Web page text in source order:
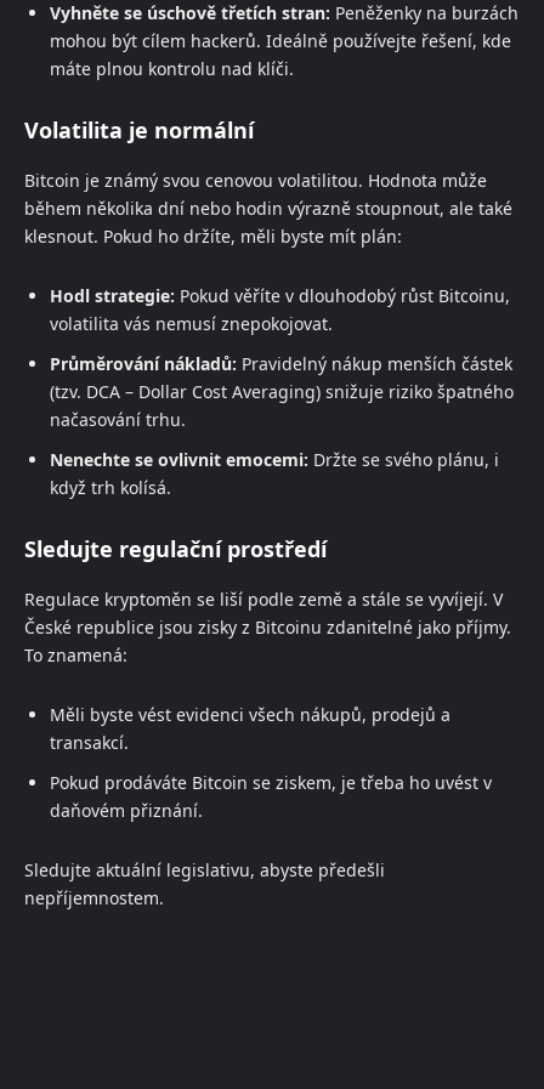
Vyhněte se úschově třetích stran: Peněženky na burzách
mohou být cílem hackerů. Ideálně používejte řešení, kde
máte plnou kontrolu nad klíči.
Volatilita je normální
Bitcoin je známý svou cenovou volatilitou. Hodnota může
během několika dní nebo hodin výrazně stoupnout, ale také
klesnout. Pokud ho držíte, měli byste mít plán:
Hodl strategie: Pokud věříte v dlouhodobý růst Bitcoinu,
volatilita vás nemusí znepokojovat.
Průměrování nákladů: Pravidelný nákup menších částek
(tzv. DCA – Dollar Cost Averaging) snižuje riziko špatného
načasování trhu.
Nenechte se ovlivnit emocemi: Držte se svého plánu, i
když trh kolísá.
Sledujte regulační prostředí
Regulace kryptoměn se liší podle země a stále se vyvíjejí. V
České republice jsou zisky z Bitcoinu zdanitelné jako příjmy.
To znamená:
Měli byste vést evidenci všech nákupů, prodejů a
transakcí.
Pokud prodáváte Bitcoin se ziskem, je třeba ho uvést v
daňovém přiznání.
Sledujte aktuální legislativu, abyste předešli
nepříjemnostem.